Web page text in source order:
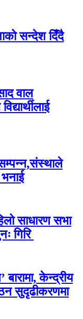
सन्देश दिँदै
वाल
साधारण सभा
गिरि
केन्द्रीय
सुदृढीकरणमा